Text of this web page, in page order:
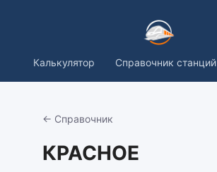
Калькулятор Справочник станций
← Справочник
КРАСНОЕ